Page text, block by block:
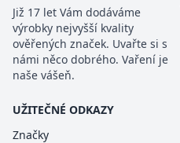
Již 17 let Vám dodáváme
výrobky nejvyšší kvality
ověřených značek. Uvařte si s
námi něco dobrého. Vaření je
naše vášeň.
UŽITEČNÉ ODKAZY
Značky